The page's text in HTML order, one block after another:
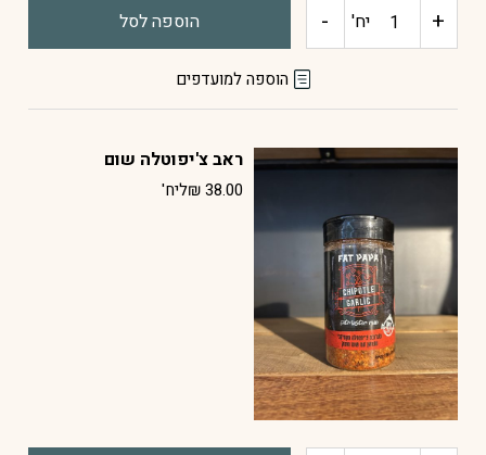
+ כמות
סוויט
ריבס
יח' - הוספה לסל
הוספה למועדפים
ראב צ'יפוטלה שום
₪38.00 ליח'